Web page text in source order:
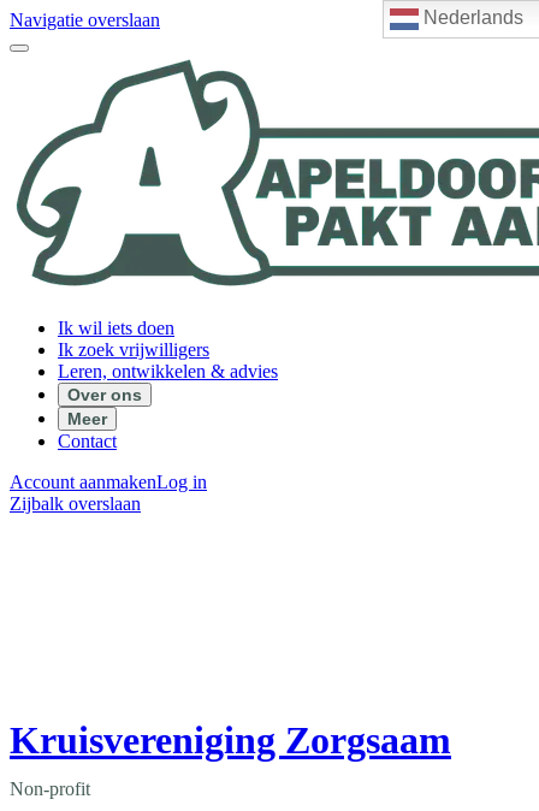
Nederlands
Navigatie overslaan
Ik wil iets doen
Ik zoek vrijwilligers
Leren, ontwikkelen & advies
Over ons
Meer
Contact
Account aanmakenLog in
Zijbalk overslaan
Kruisvereniging Zorgsaam
Non-profit